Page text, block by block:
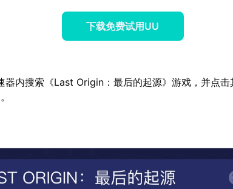
下载免费试用UU
器内搜索《Last Origin：最后的起源》游戏，并点